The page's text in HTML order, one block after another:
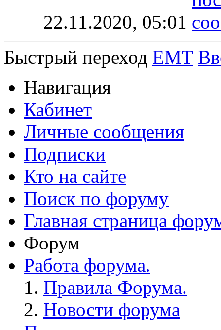
22.11.2020, 05:01
Быстрый переход EMT
Навигация
Кабинет
Личные сообщения
Подписки
Кто на сайте
Поиск по форуму
Главная страница
Форум
Работа форума.
Правила Форума.
Новости форума